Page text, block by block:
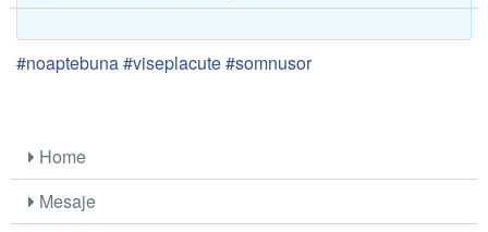
#noaptebuna #viseplacute #somnusor
Home
Mesaje